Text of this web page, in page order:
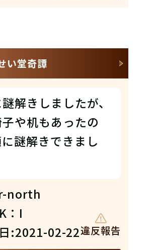
い堂奇譚
解きしましたが、
や机もあったの
謎解きできまし
north
：I
:2021-02-22違反報告